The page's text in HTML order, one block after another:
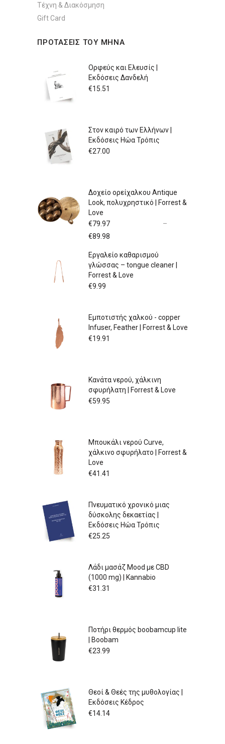
Τέχνη & Διακόσμηση
Gift Card
ΠΡΟΤΑΣΕΙΣ ΤΟΥ ΜΗΝΑ
Ορφεύς και Ελευσίς |
Εκδόσεις Δανδελή
€15.51
Στον καιρό των Ελλήνων |
Εκδόσεις Ηώα Τρόπις
€27.00
Δοχείο ορείχαλκου Antique
Look, πολυχρηστικό | Forrest &
Love
€79.97
–
€89.98
through
Εργαλείο καθαρισμού
γλώσσας – tongue cleaner |
Forrest & Love
€9.99
Εμποτιστής χαλκού - copper
Infuser, Feather | Forrest & Love
€19.91
Κανάτα νερού, χάλκινη
σφυρήλατη | Forrest & Love
€59.95
Μπουκάλι νερού Curve,
χάλκινο σφυρήλατο | Forrest &
Love
€41.41
Πνευματικό χρονικό μιας
δύσκολης δεκαετίας |
Εκδόσεις Ηώα Τρόπις
€25.25
Λάδι μασάζ Mood με CBD
(1000 mg) | Kannabio
€31.31
Ποτήρι θερμός boobamcup lite
| Boobam
€23.99
Θεοί & Θεές της μυθολογίας |
Εκδόσεις Κέδρος
€14.14